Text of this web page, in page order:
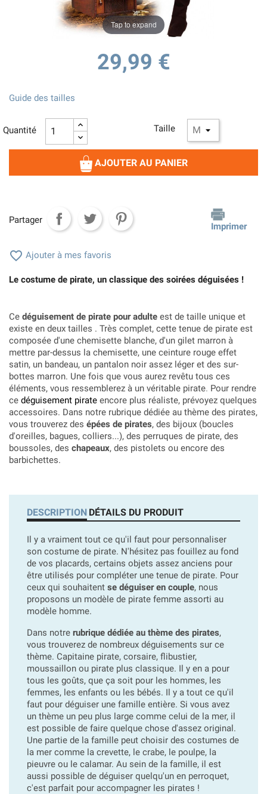
Tap to expand
29,99 €
Taille
Guide des tailles
Quantité
AJOUTER AU PANIER
Partager
Imprimer
 Ajouter à mes favoris
Le costume de pirate, un classique des soirées déguisées !
Ce déguisement de pirate pour adulte est de taille unique et
existe en deux tailles . Très complet, cette tenue de pirate est
composée d'une chemisette blanche, d'un gilet marron à
mettre par-dessus la chemisette, une ceinture rouge effet
satin, un bandeau, un pantalon noir assez léger et des sur-
bottes marron. Une fois que vous aurez revêtu tous ces
éléments, vous ressemblerez à un véritable pirate. Pour rendre
ce déguisement pirate encore plus réaliste, prévoyez quelques
accessoires. Dans notre rubrique dédiée au thème des pirates,
vous trouverez des épées de pirates, des bijoux (boucles
d'oreilles, bagues, colliers...), des perruques de pirate, des
boussoles, des chapeaux, des pistolets ou encore des
barbichettes.
DESCRIPTION DÉTAILS DU PRODUIT
Il y a vraiment tout ce qu'il faut pour personnaliser
son costume de pirate. N'hésitez pas fouillez au fond
de vos placards, certains objets assez anciens pour
être utilisés pour compléter une tenue de pirate. Pour
ceux qui souhaitent se déguiser en couple, nous
proposons un modèle de pirate femme assorti au
modèle homme.
Dans notre rubrique dédiée au thème des pirates,
vous trouverez de nombreux déguisements sur ce
thème. Capitaine pirate, corsaire, flibustier,
moussaillon ou pirate plus classique. Il y en a pour
tous les goûts, que ça soit pour les hommes, les
femmes, les enfants ou les bébés. Il y a tout ce qu'il
faut pour déguiser une famille entière. Si vous avez
un thème un peu plus large comme celui de la mer, il
est possible de faire quelque chose d'assez original.
Une partie de la famille peut choisir des costumes de
la mer comme la crevette, le crabe, le poulpe, la
pieuvre ou le calamar. Au sein de la famille, il est
aussi possible de déguiser quelqu'un en perroquet,
c'est parfait pour accompagner les pirates !